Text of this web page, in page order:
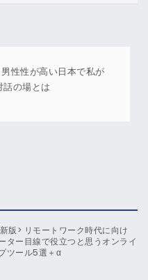
性性が高い日本で私が
の場とは
版> リモートワーク時代に向け
ター目線で役立つと思うオンライ
ツール5選＋α